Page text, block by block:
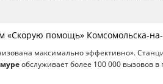
«Скорую помощь» Комсомольска-
максимально эффективно».
обслуживает более 100 000 вызовов в